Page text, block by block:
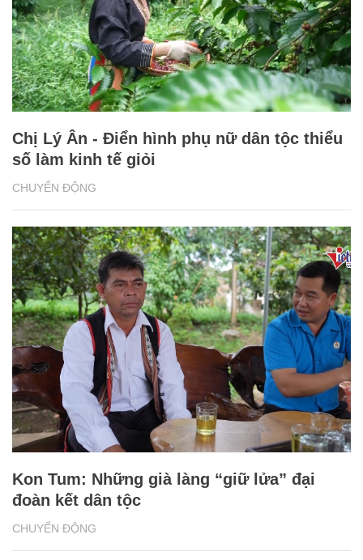
CHUYỂN ĐỘNG
Chị Lý Ân - Điển hình phụ nữ dân tộc thiểu
số làm kinh tế giỏi
CHUYỂN ĐỘNG
Kon Tum: Những già làng “giữ lửa” đại
đoàn kết dân tộc